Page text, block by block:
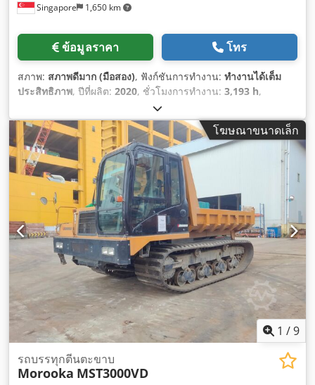
Singapore 1,650 km
ข้อมูลราคา โทร
สภาพ: สภาพดีมาก (มือสอง), ฟังก์ชันการทำงาน: ทำงานได้เต็ม
ประสิทธิภาพ, ปีที่ผลิต: 2020, ชั่วโมงการทำงาน: 3,193 h,
หมายเลขเครื่องจักร/ยานพาหนะ:MST2200VD
โฆษณาขนาดเล็ก
1 /9
รถบรรทุกตีนตะขาบ
Morooka MST3000VD